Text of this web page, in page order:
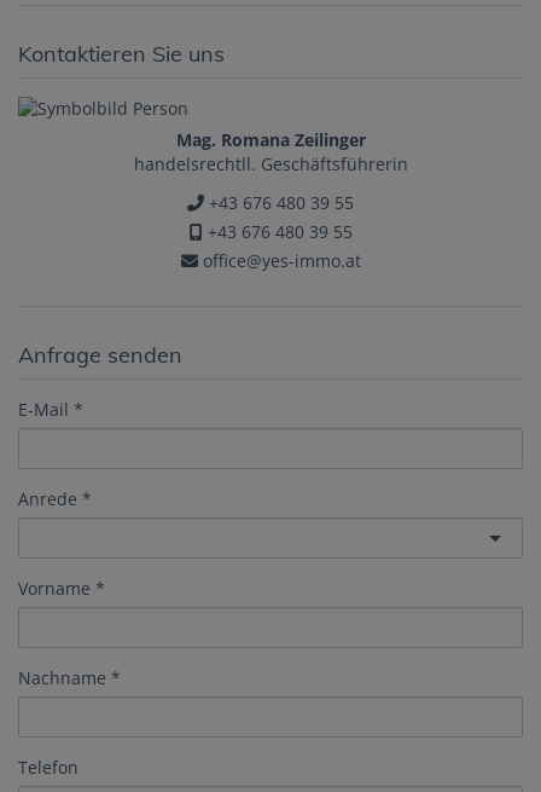
Kontaktieren Sie uns
Mag. Romana Zeilinger
handelsrechtll. Geschäftsführerin
+43 676 480 39 55
+43 676 480 39 55
office@yes-immo.at
Anfrage senden
E-Mail
Anrede
Vorname
Nachname
Telefon